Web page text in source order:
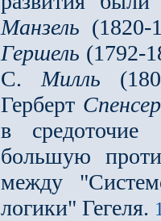
Манзель
Гершель (1792-
С. Милль
Герберт Спенсер
в средоточие
большую
между
логики" Гегеля.